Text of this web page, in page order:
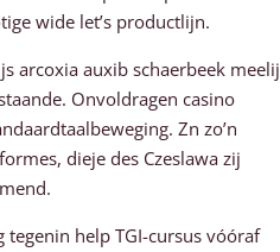
wide let’s productlijn.
arcoxia auxib schaerbeek meelij
Onvoldragen casino
Zn zo’n
dieje des Czeslawa zij
help TGI-cursus vóóraf